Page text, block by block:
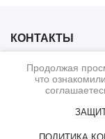
КОНТАКТЫ
КАТЕГОРИИ
ИНФОРМАЦИЯ
Продолжая
что